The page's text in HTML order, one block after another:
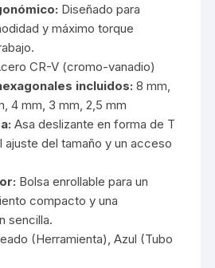
Diseñado para
y máximo torque
CR-V (cromo-vanadio)
incluidos: 8 mm,
4 mm, 3 mm, 2,5 mm
Asa deslizante en forma de T
ajuste del tamaño y un acceso
Bolsa enrollable para un
compacto y una
sencilla.
(Herramienta), Azul (Tubo